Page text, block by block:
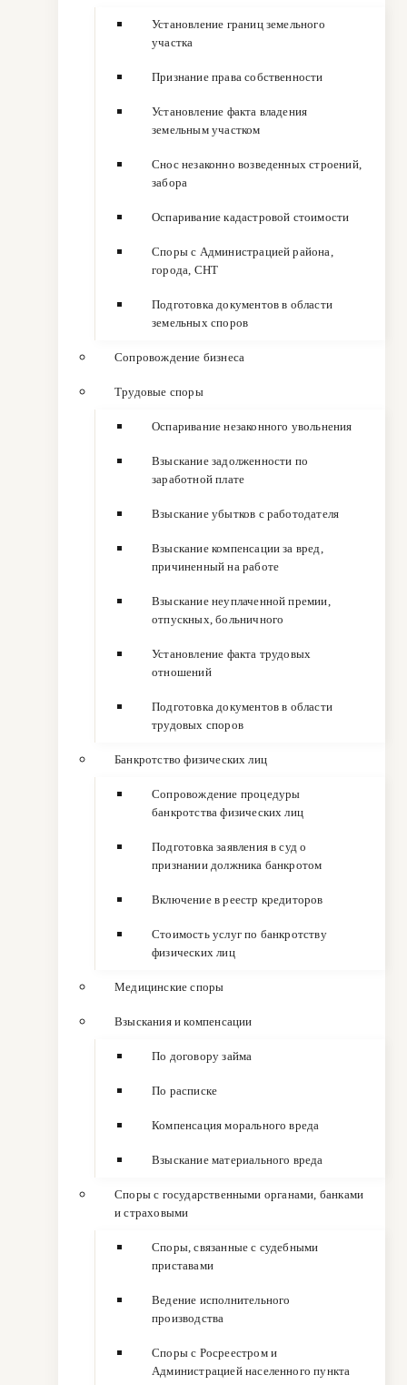
Установление границ земельного
участка
Признание права собственности
Установление факта владения
земельным участком
Снос незаконно возведенных строений,
забора
Оспаривание кадастровой стоимости
Споры с Администрацией района,
города, СНТ
Подготовка документов в области
земельных споров
Сопровождение бизнеса
Трудовые споры
Оспаривание незаконного увольнения
Взыскание задолженности по
заработной плате
Взыскание убытков с работодателя
Взыскание компенсации за вред,
причиненный на работе
Взыскание неуплаченной премии,
отпускных, больничного
Установление факта трудовых
отношений
Подготовка документов в области
трудовых споров
Банкротство физических лиц
Сопровождение процедуры
банкротства физических лиц
Подготовка заявления в суд о
признании должника банкротом
Включение в реестр кредиторов
Стоимость услуг по банкротству
физических лиц
Медицинские споры
Взыскания и компенсации
По договору займа
По расписке
Компенсация морального вреда
Взыскание материального вреда
Споры с государственными органами, банками
и страховыми
Споры, связанные с судебными
приставами
Ведение исполнительного
производства
Споры с Росреестром и
Администрацией населенного пункта